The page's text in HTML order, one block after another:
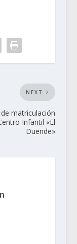
NEXT
matriculación
Infantil «El
Duende»